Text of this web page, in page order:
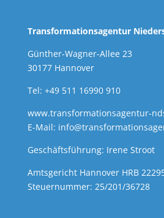
Transformationsagentur
Günther-Wagner-Allee 23
30177 Hannover
Tel: +49 511 16990 910
www.transformationsagentur-
E-Mail:
Geschäftsführung: Irene Stroot
Amtsgericht Hannover HRB
Steuernummer: 25/201/36728